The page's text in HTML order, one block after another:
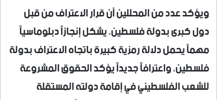
ويؤكد عدد من المحللين أن قرار الاعتراف من قبل
دول كبرى بدولة فلسطين، يشكل إنجازاً دبلوماسياً
مهماً يحمل دلالة رمزية كبيرة باتجاه الاعتراف بدولة
فلسطين، واعترافاً جديداً يؤكد الحقوق المشروعة
للشعب الفلسطيني في إقامة دولته المستقلة